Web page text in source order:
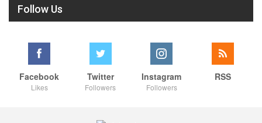
Follow Us
Facebook
Likes
Twitter
Followers
Instagram
Followers
RSS